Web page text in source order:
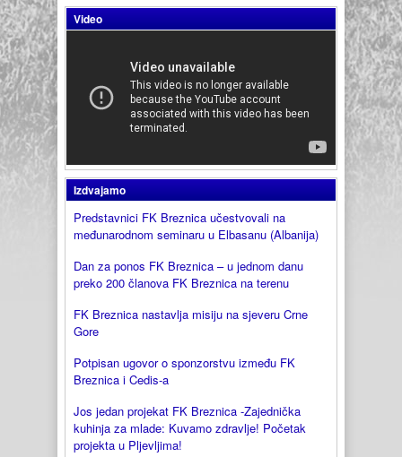
Video
Izdvajamo
Predstavnici FK Breznica učestvovali na
međunarodnom seminaru u Elbasanu (Albanija)
Dan za ponos FK Breznica – u jednom danu
preko 200 članova FK Breznica na terenu
FK Breznica nastavlja misiju na sjeveru Crne
Gore
Potpisan ugovor o sponzorstvu između FK
Breznica i Cedis-a
Jos jedan projekat FK Breznica -Zajednička
kuhinja za mlade: Kuvamo zdravlje! Početak
projekta u Pljevljima!